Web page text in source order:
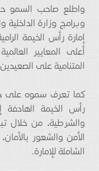
واطلع صاحب السمو
وبرامج وزارة الداخلية
إمارة رأس الخيمة
أعلى المعايير
المتنامية على
كما تعرف سموه على
رأس الخيمة الهادفة
والشرطية، من خلال
الأمن والشعور
الشاملة للإمارة.